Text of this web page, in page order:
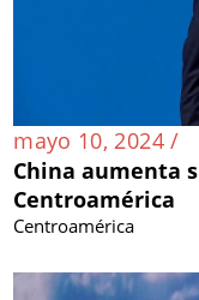
mayo 10, 2024 /
China aumenta
Centroamérica
Centroamérica